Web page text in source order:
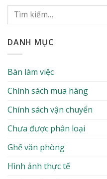
DANH MỤC
Bàn làm việc
Chính sách mua hàng
Chính sách vận chuyển
Chưa được phân loại
Ghế văn phòng
Hình ảnh thực tế